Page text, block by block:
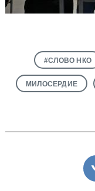
#СЛОВО НКО
МИЛОСЕРДИЕ